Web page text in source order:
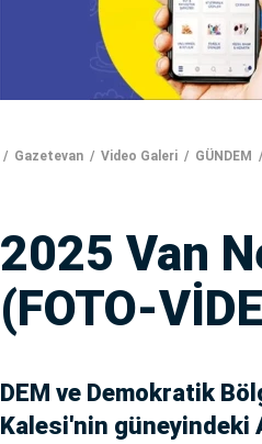
Gazetevan Video Galeri GÜNDEM
2025 Van
(FOTO-
DEM ve Demokratik
Kalesi'nin güneyindeki